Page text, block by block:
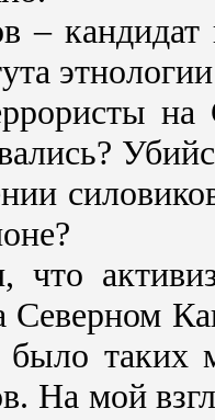
– кандидат
на
Северном
было таких
На мой